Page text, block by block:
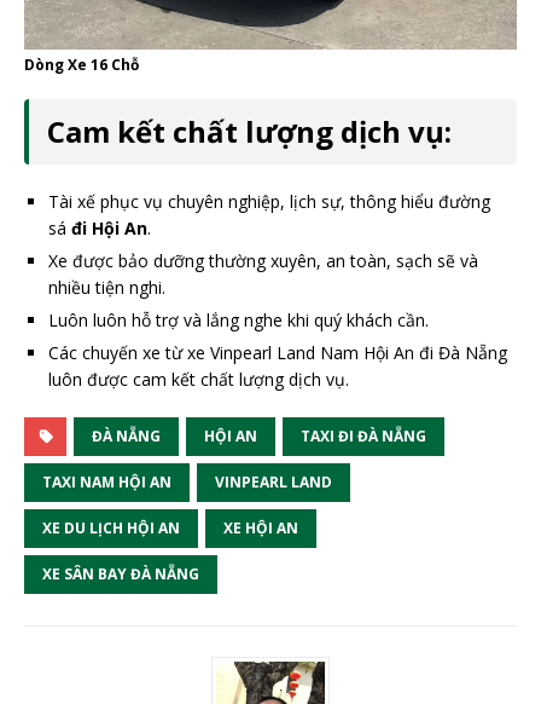
Dòng Xe 16 Chỗ
Cam kết chất lượng dịch vụ:
Tài xế phục vụ chuyên nghiệp, lịch sự, thông hiểu đường
sá đi Hội An.
Xe được bảo dưỡng thường xuyên, an toàn, sạch sẽ và
nhiều tiện nghi.
Luôn luôn hỗ trợ và lắng nghe khi quý khách cần.
Các chuyến xe từ xe Vinpearl Land Nam Hội An đi Đà Nẵng
luôn được cam kết chất lượng dịch vụ.
ĐÀ NẴNG HỘI AN TAXI ĐI ĐÀ NẴNG
TAXI NAM HỘI AN VINPEARL LAND
XE DU LỊCH HỘI AN XE HỘI AN
XE SÂN BAY ĐÀ NẴNG